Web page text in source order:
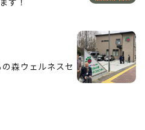
森ウェルネスセ